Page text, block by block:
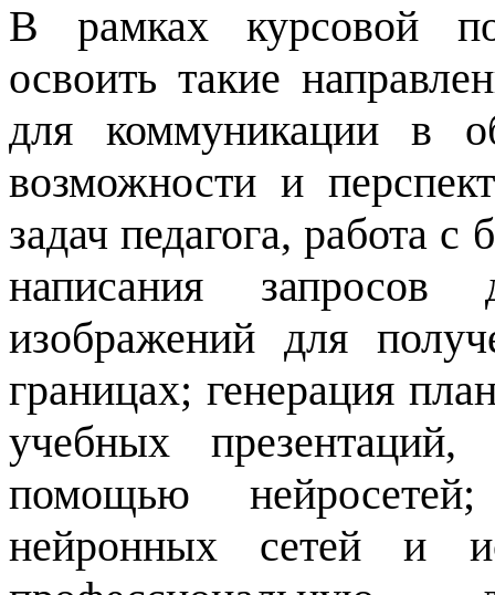
В рамках курсовой
освоить такие
для коммуникации в
возможности и
задач педагога, работа
написания
изображений для
границах; генерация
учебных презентаций,
помощью
нейронных сетей и